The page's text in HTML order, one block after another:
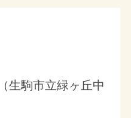
生駒市立緑ヶ丘中